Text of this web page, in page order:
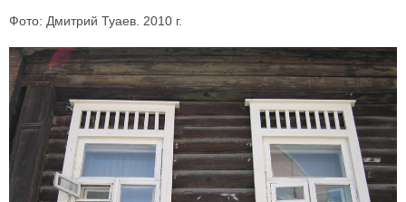
Фото: Дмитрий Туаев. 2010 г.